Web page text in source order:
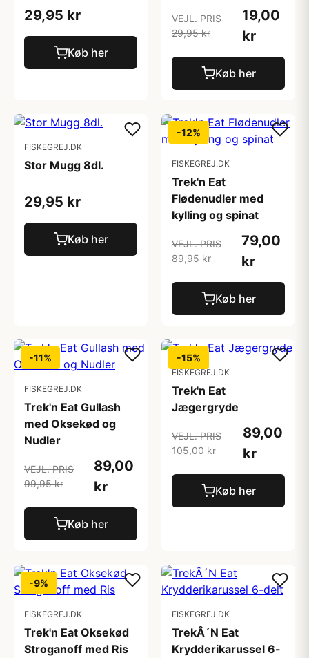
29,95 kr
Køb her
VEJL. PRIS
29,95 kr
19,00
kr
Køb her
FISKEGREJ.DK
Stor Mugg 8dl.
29,95 kr
Køb her
-12%
FISKEGREJ.DK
Trek'n Eat
Flødenudler med
kylling og spinat
VEJL. PRIS
89,95 kr
79,00
kr
Køb her
-11%
FISKEGREJ.DK
Trek'n Eat Gullash
med Oksekød og
Nudler
VEJL. PRIS
99,95 kr
89,00
kr
Køb her
-15%
FISKEGREJ.DK
Trek'n Eat
Jægergryde
VEJL. PRIS
105,00 kr
89,00
kr
Køb her
-9%
FISKEGREJ.DK
Trek'n Eat Oksekød
Stroganoff med Ris
FISKEGREJ.DK
TrekÂ´N Eat
Krydderikarussel 6-